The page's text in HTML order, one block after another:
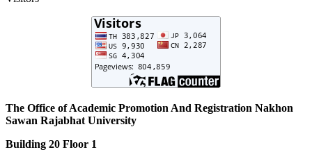
The Office of Academic Promotion And Registration Nakhon
Sawan Rajabhat University
Building 20 Floor 1